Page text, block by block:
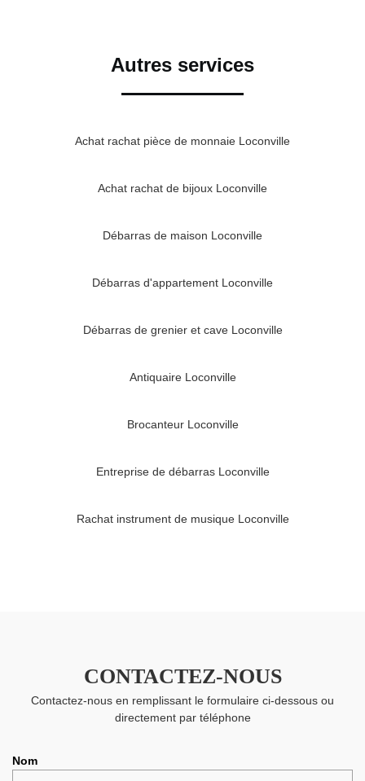
Autres services
Achat rachat pièce de monnaie Loconville
Achat rachat de bijoux Loconville
Débarras de maison Loconville
Débarras d'appartement Loconville
Débarras de grenier et cave Loconville
Antiquaire Loconville
Brocanteur Loconville
Entreprise de débarras Loconville
Rachat instrument de musique Loconville
CONTACTEZ-NOUS
Contactez-nous en remplissant le formulaire ci-dessous ou
directement par téléphone
Nom